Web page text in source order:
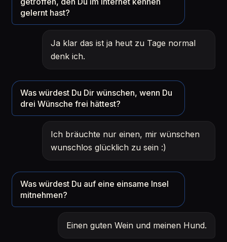
gelernt hast?
Ja klar das ist ja heut zu Tage normal
denk ich.
Was würdest Du Dir wünschen, wenn Du
drei Wünsche frei hättest?
Ich bräuchte nur einen, mir wünschen
wunschlos glücklich zu sein :)
Was würdest Du auf eine einsame Insel
mitnehmen?
Einen guten Wein und meinen Hund.